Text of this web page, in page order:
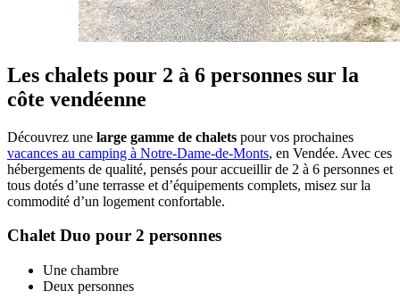
Les chalets pour 2 à 6 personnes sur la
côte vendéenne
Découvrez une large gamme de chalets pour vos prochaines
vacances au camping à Notre-Dame-de-Monts, en Vendée. Avec ces
hébergements de qualité, pensés pour accueillir de 2 à 6 personnes et
tous dotés d’une terrasse et d’équipements complets, misez sur la
commodité d’un logement confortable.
Chalet Duo pour 2 personnes
Une chambre
Deux personnes